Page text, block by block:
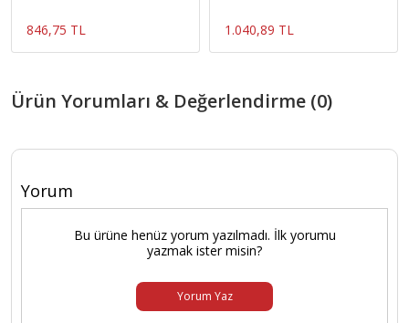
846,75 TL 1.040,89 TL
Ürün Yorumları & Değerlendirme (0)
Yorum
Bu ürüne henüz yorum yazılmadı. İlk yorumu
yazmak ister misin?
Yorum Yaz